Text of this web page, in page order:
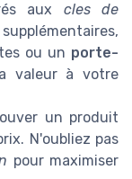
aux cles de
ou un porte-
valeur à votre
un produit
N'oubliez pas
pour maximiser